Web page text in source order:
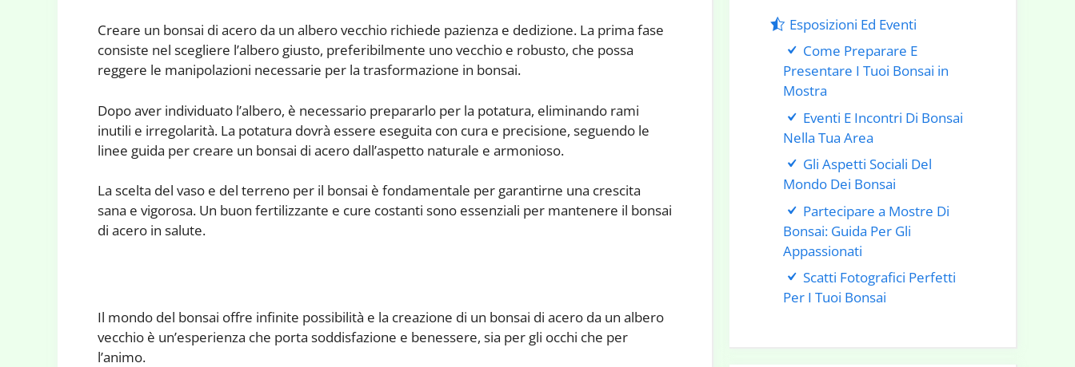
Creare un bonsai di acero da un albero vecchio richiede pazienza e dedizione. La prima fase
consiste nel scegliere l’albero giusto, preferibilmente uno vecchio e robusto, che possa
reggere le manipolazioni necessarie per la trasformazione in bonsai.
Dopo aver individuato l’albero, è necessario prepararlo per la potatura, eliminando rami
inutili e irregolarità. La potatura dovrà essere eseguita con cura e precisione, seguendo le
linee guida per creare un bonsai di acero dall’aspetto naturale e armonioso.
La scelta del vaso e del terreno per il bonsai è fondamentale per garantirne una crescita
sana e vigorosa. Un buon fertilizzante e cure costanti sono essenziali per mantenere il bonsai
di acero in salute.
Il mondo del bonsai offre infinite possibilità e la creazione di un bonsai di acero da un albero
vecchio è un’esperienza che porta soddisfazione e benessere, sia per gli occhi che per
l’animo.
Esposizioni Ed Eventi
Come Preparare E
Presentare I Tuoi Bonsai in
Mostra
Eventi E Incontri Di Bonsai
Nella Tua Area
Gli Aspetti Sociali Del
Mondo Dei Bonsai
Partecipare a Mostre Di
Bonsai: Guida Per Gli
Appassionati
Scatti Fotografici Perfetti
Per I Tuoi Bonsai